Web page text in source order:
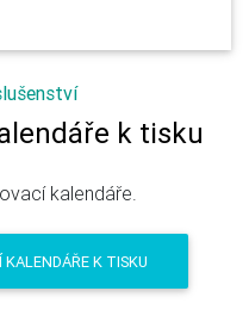
k tisku
kalendáře.
K TISKU